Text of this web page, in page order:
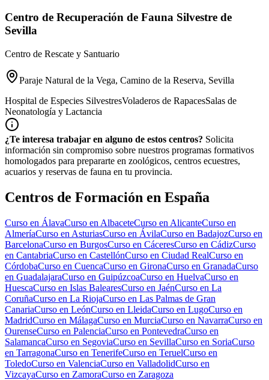
Centro de Recuperación de Fauna Silvestre de
Sevilla
Centro de Rescate y Santuario
Paraje Natural de la Vega, Camino de la Reserva, Sevilla
Hospital de Especies SilvestresVoladeros de RapacesSalas de
Neonatología y Lactancia
¿Te interesa trabajar en alguno de estos centros? Solicita
información sin compromiso sobre nuestros programas formativos
homologados para prepararte en zoológicos, centros ecuestres,
acuarios y reservas de fauna en tu provincia.
Centros de Formación en España
Curso en ÁlavaCurso en AlbaceteCurso en AlicanteCurso en
AlmeríaCurso en AsturiasCurso en ÁvilaCurso en BadajozCurso en
BarcelonaCurso en BurgosCurso en CáceresCurso en CádizCurso
en CantabriaCurso en CastellónCurso en Ciudad RealCurso en
CórdobaCurso en CuencaCurso en GironaCurso en GranadaCurso
en GuadalajaraCurso en GuipúzcoaCurso en HuelvaCurso en
HuescaCurso en Islas BalearesCurso en JaénCurso en La
CoruñaCurso en La RiojaCurso en Las Palmas de Gran
CanariaCurso en LeónCurso en LleidaCurso en LugoCurso en
MadridCurso en MálagaCurso en MurciaCurso en NavarraCurso en
OurenseCurso en PalenciaCurso en PontevedraCurso en
SalamancaCurso en SegoviaCurso en SevillaCurso en SoriaCurso
en TarragonaCurso en TenerifeCurso en TeruelCurso en
ToledoCurso en ValenciaCurso en ValladolidCurso en
VizcayaCurso en ZamoraCurso en Zaragoza